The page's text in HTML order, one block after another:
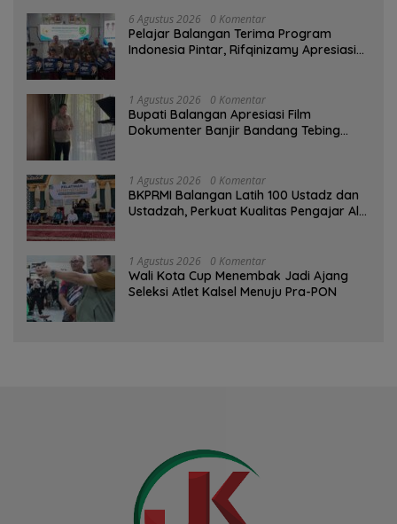
6 Agustus 2026 0 Komentar
Pelajar Balangan Terima Program
Indonesia Pintar, Rifqinizamy Apresiasi
1 Agustus 2026 0 Komentar
Bupati Balangan Apresiasi Film
Dokumenter Banjir Bandang Tebing
1 Agustus 2026 0 Komentar
BKPRMI Balangan Latih 100 Ustadz dan
Ustadzah, Perkuat Kualitas Pengajar Al-
1 Agustus 2026 0 Komentar
Wali Kota Cup Menembak Jadi Ajang
Seleksi Atlet Kalsel Menuju Pra-PON